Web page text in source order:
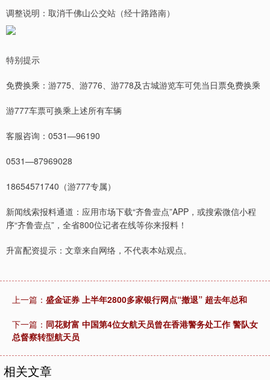
调整说明：取消千佛山公交站（经十路路南）
特别提示
免费换乘：游775、游776、游778及古城游览车可凭当日票免费换乘
游777车票可换乘上述所有车辆
客服咨询：0531—96190
0531—87969028
18654571740（游777专属）
新闻线索报料通道：应用市场下载“齐鲁壹点”APP，或搜索微信小程
序“齐鲁壹点”，全省800位记者在线等你来报料！
升富配资提示：文章来自网络，不代表本站观点。
上一篇： 盛金证券 上半年2800多家银行网点“撤退” 超去年总和
下一篇： 同花财富 中国第4位女航天员曾在香港警务处工作 警队女
总督察转型航天员
相关文章